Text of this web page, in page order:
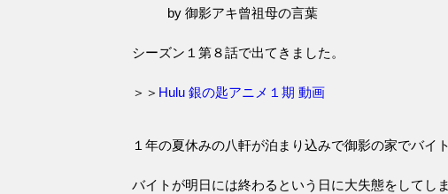
by 御影アキ曾祖母の言葉
シーズン１第８話で出てきました。
＞＞ Hulu 銀の匙アニメ１期 動画
１年の夏休みの八軒が泊まり込みで御影の家でバイ
バイトが明日には終わるという日に大失態をしてし